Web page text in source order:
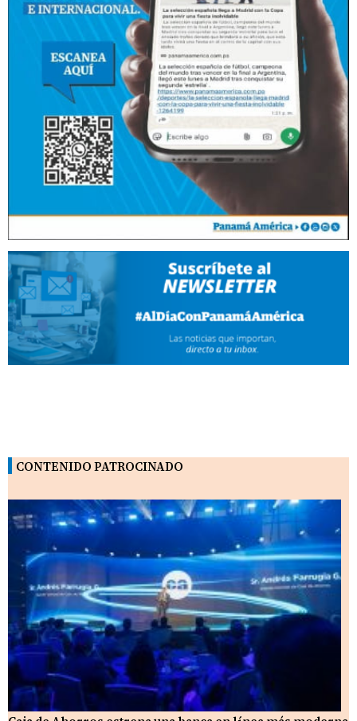
CONTENIDO PATROCINADO